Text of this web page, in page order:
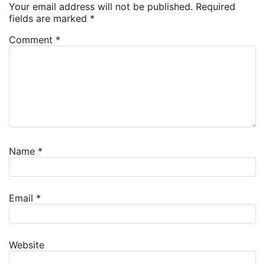
Your email address will not be published. Required
fields are marked *
Comment *
Name *
Email *
Website